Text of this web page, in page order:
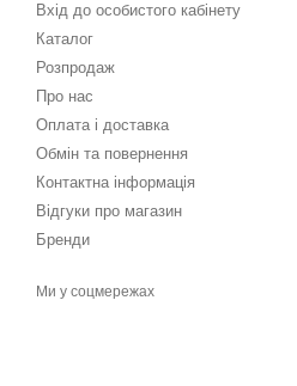
Вхід до особистого кабінету
Каталог
Розпродаж
Про нас
Оплата і доставка
Обмін та повернення
Контактна інформація
Відгуки про магазин
Бренди
Ми у соцмережах